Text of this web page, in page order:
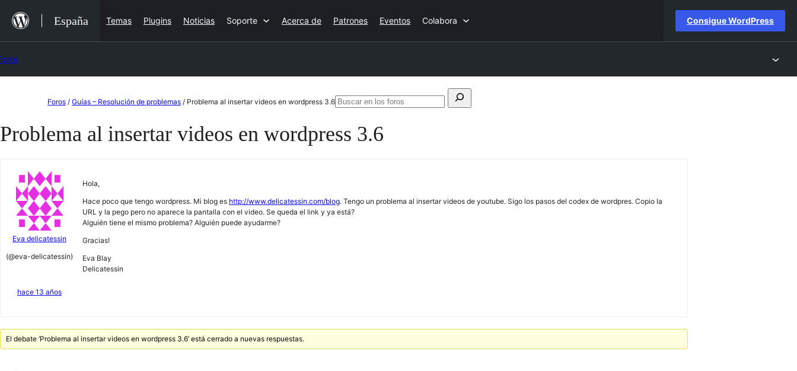
contenido
España Temas Plugins Noticias Soporte Acerca de Patrones Eventos Colabora Consigue WordPress
contenido
Foros / Guías – Resolución de problemas / Problema al insertar videos en wordpress 3.6Buscar:
Buscar
Problema al insertar videos en wordpress 3.6
Eva delicatessin
(@eva-delicatessin)
hace 13 años
Hola,
Hace poco que tengo wordpress. Mi blog es http://www.delicatessin.com/blog. Tengo un problema al insertar videos de youtube. Sigo los pasos del codex de wordpres. Copio la
URL y la pego pero no aparece la pantalla con el video. Se queda el link y ya está?
Alguién tiene el mismo problema? Alguién puede ayudarme?
Gracias!
Eva Blay
Delicatessin
El debate ‘Problema al insertar videos en wordpress 3.6’ está cerrado a nuevas respuestas.